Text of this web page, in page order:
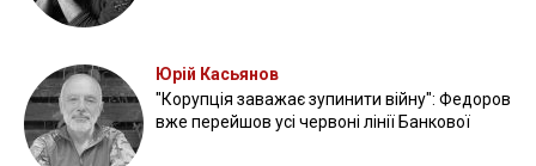
Юрій Касьянов
"Корупція заважає зупинити війну": Федоров
вже перейшов усі червоні лінії Банкової